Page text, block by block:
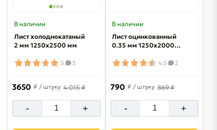
В наличии
Лист холоднокатаный
2 мм 1250х2500 мм
5 3
3650 ₽ / штуку 4 015 ₽
- +
В наличии
Лист оцинкованный
0.35 мм 1250х2000
4.5 2
790 ₽ / штуку 869 ₽
- +